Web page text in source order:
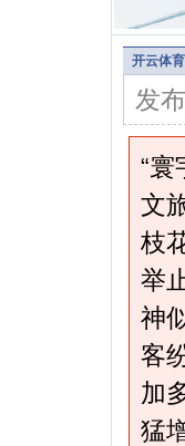
开云体
发
“
文
枝
举
神
客
加
猛